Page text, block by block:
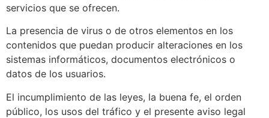
servicios que se ofrecen.
La presencia de virus o de otros elementos en los
contenidos que puedan producir alteraciones en los
sistemas informáticos, documentos electrónicos o
datos de los usuarios.
El incumplimiento de las leyes, la buena fe, el orden
público, los usos del tráfico y el presente aviso legal